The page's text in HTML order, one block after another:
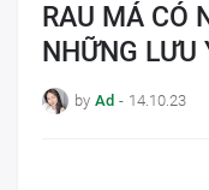
RAU MÁ CÓ
NHỮNG LƯU
by Ad - 14.10.23